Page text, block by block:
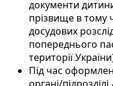
документи
прізвище в тому
досудових
попереднього
території
Під час